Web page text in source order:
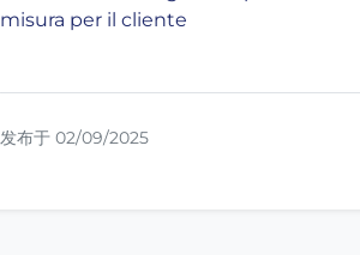
misura per il cliente
发布于 02/09/2025